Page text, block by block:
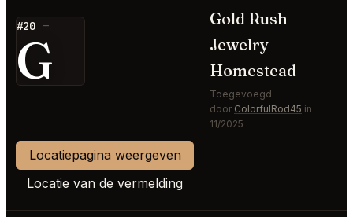
#20 —
G
Gold Rush
Jewelry
Homestead
Toegevoegd
door ColorfulRod45 in
11/2025
Locatiepagina weergeven
Locatie van de vermelding